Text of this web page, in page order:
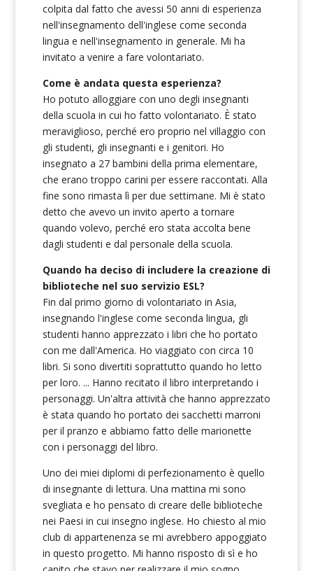
colpita dal fatto che avessi 50 anni di esperienza
nell'insegnamento dell'inglese come seconda
lingua e nell'insegnamento in generale. Mi ha
invitato a venire a fare volontariato.
Come è andata questa esperienza?
Ho potuto alloggiare con uno degli insegnanti
della scuola in cui ho fatto volontariato. È stato
meraviglioso, perché ero proprio nel villaggio con
gli studenti, gli insegnanti e i genitori. Ho
insegnato a 27 bambini della prima elementare,
che erano troppo carini per essere raccontati. Alla
fine sono rimasta lì per due settimane. Mi è stato
detto che avevo un invito aperto a tornare
quando volevo, perché ero stata accolta bene
dagli studenti e dal personale della scuola.
Quando ha deciso di includere la creazione di
biblioteche nel suo servizio ESL?
Fin dal primo giorno di volontariato in Asia,
insegnando l'inglese come seconda lingua, gli
studenti hanno apprezzato i libri che ho portato
con me dall'America. Ho viaggiato con circa 10
libri. Si sono divertiti soprattutto quando ho letto
per loro. ... Hanno recitato il libro interpretando i
personaggi. Un'altra attività che hanno apprezzato
è stata quando ho portato dei sacchetti marroni
per il pranzo e abbiamo fatto delle marionette
con i personaggi del libro.
Uno dei miei diplomi di perfezionamento è quello
di insegnante di lettura. Una mattina mi sono
svegliata e ho pensato di creare delle biblioteche
nei Paesi in cui insegno inglese. Ho chiesto al mio
club di appartenenza se mi avrebbero appoggiato
in questo progetto. Mi hanno risposto di sì e ho